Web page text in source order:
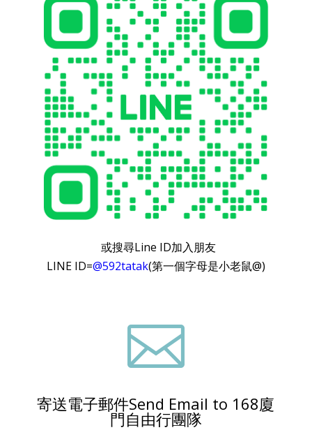
或搜尋Line ID加入朋友
LINE ID=@592tatak(第一個字母是小老鼠@)

寄送電子郵件Send Email to 168廈
門自由行團隊